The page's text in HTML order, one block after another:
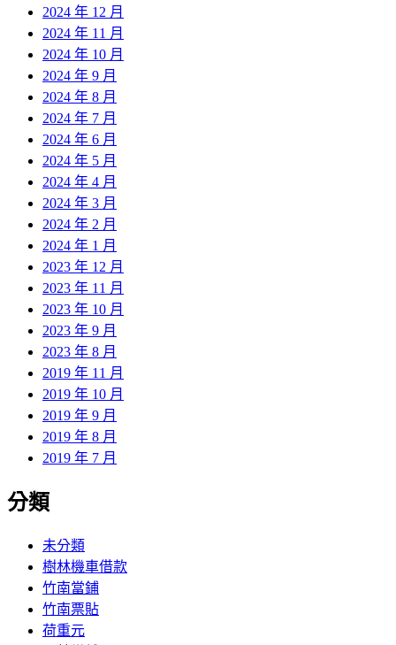
2024 年 12 月
2024 年 11 月
2024 年 10 月
2024 年 9 月
2024 年 8 月
2024 年 7 月
2024 年 6 月
2024 年 5 月
2024 年 4 月
2024 年 3 月
2024 年 2 月
2024 年 1 月
2023 年 12 月
2023 年 11 月
2023 年 10 月
2023 年 9 月
2023 年 8 月
2019 年 11 月
2019 年 10 月
2019 年 9 月
2019 年 8 月
2019 年 7 月
分類
未分類
樹林機車借款
竹南當鋪
竹南票貼
荷重元